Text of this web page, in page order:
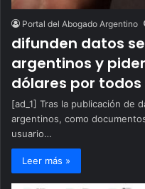
Portal del Abogado Argentino
difunden datos
argentinos y
dólares por todos
[ad_1] Tras la publicación de
argentinos, como
usuario…
Leer más »